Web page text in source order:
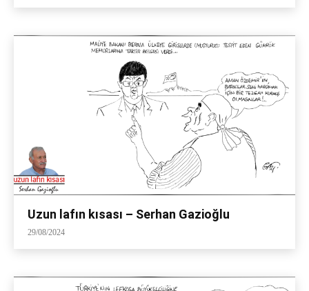
Uzun lafın kısası – Serhan Gazioğlu
29/08/2024